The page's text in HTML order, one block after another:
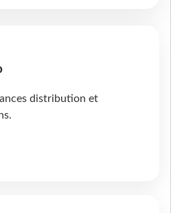
distribution et